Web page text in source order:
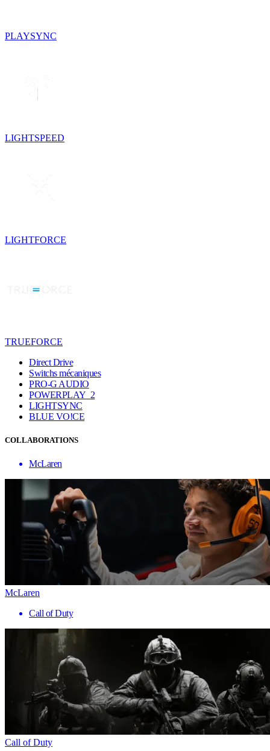
PLAYSYNC
LIGHTSPEED
LIGHTFORCE
TRUEFORCE
Direct Drive
Switchs mécaniques
PRO-G AUDIO
POWERPLAY 2
LIGHTSYNC
BLUE VO!CE
COLLABORATIONS
McLaren
McLaren
Call of Duty
Call of Duty